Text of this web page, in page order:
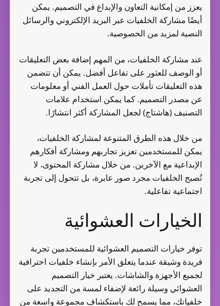
يعزز من إمكانية التعاون والإبداع في التصميم. يمكن
أيضًا مشاركة الخلفيات عبر البريد الإلكتروني والرسائل
النصية لمزيد من الخصوصية.
عند مشاركة الخلفيات، من المهم إضافة بعض التعليقات
أو الوصف للعثور على تفاعل أفضل. يمكن أن تتضمن
هذه التعليقات تأملات حول العمل الفني أو معلومات
عن مصدر التصميم. كما يمكن استخدام علامات
التصنيف (هاشتاج) لجعل المشاركة أكثر انتشارًا.
من خلال هذه الطرق المتنوعة لمشاركة الخلفيات،
يمكن للمستخدمين تعزيز تجاربهم ومشاركة أفكارهم
الإبداعية مع الآخرين. من خلال مشاركة المحتوى، لا
تُصبح الخلفيات مجرد صور عابرة، بل تتحول إلى تجربة
اجتماعية تفاعلية.
الخيارات العشوائية
توفر خيارات التصميم العشوائية للمستخدمين تجربة
فريدة وشيقة عندما يتعلق الأمر بإنشاء خلفيات احترافية
لجميع الأجهزة والشاشات. يعتبر خيار التصميم
العشوائي وسيلة رائعة لإضفاء لمسة من التجديد على
خلفياتك، مما يسمح لك باستكشاف مجموعة واسعة من